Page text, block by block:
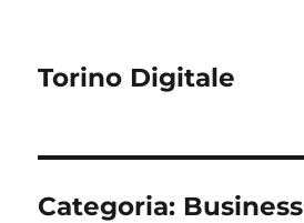
Torino Digitale
Categoria: Business